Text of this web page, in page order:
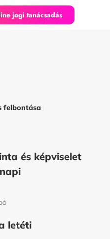
jogi tanácsadás
felbontása
és képviselet
letéti